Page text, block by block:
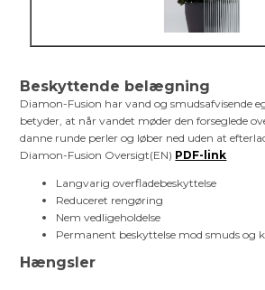
Beskyttende belægning
Diamon-Fusion har vand og smudsafvisende
betyder, at når vandet møder den forseglede
danne runde perler og løber ned uden at
Diamon-Fusion Oversigt(EN) PDF-link
Langvarig overfladebeskyttelse
Reduceret rengøring
Nem vedligeholdelse
Permanent beskyttelse mod smuds og
Hængsler